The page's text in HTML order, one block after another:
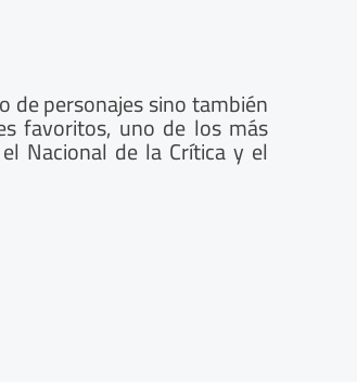
personajes sino también
favoritos, uno de los más
Nacional de la Crítica y el